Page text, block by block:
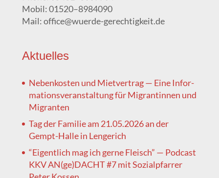
Mobil: 01520–8984090
Mail: office@wuerde-gerechtigkeit.de
Aktu­el­les
Neben­kos­ten und Miet­ver­trag — Eine Infor­
ma­ti­ons­ver­an­stal­tung für Migran­tin­nen und
Migranten
Tag der Fami­lie am 21.05.2026 an der
Gempt-Hal­le in Lengerich
“Eigent­lich mag ich ger­ne Fleisch” — Pod­cast
KKV AN(ge)DACHT #7 mit Sozi­al­pfar­rer